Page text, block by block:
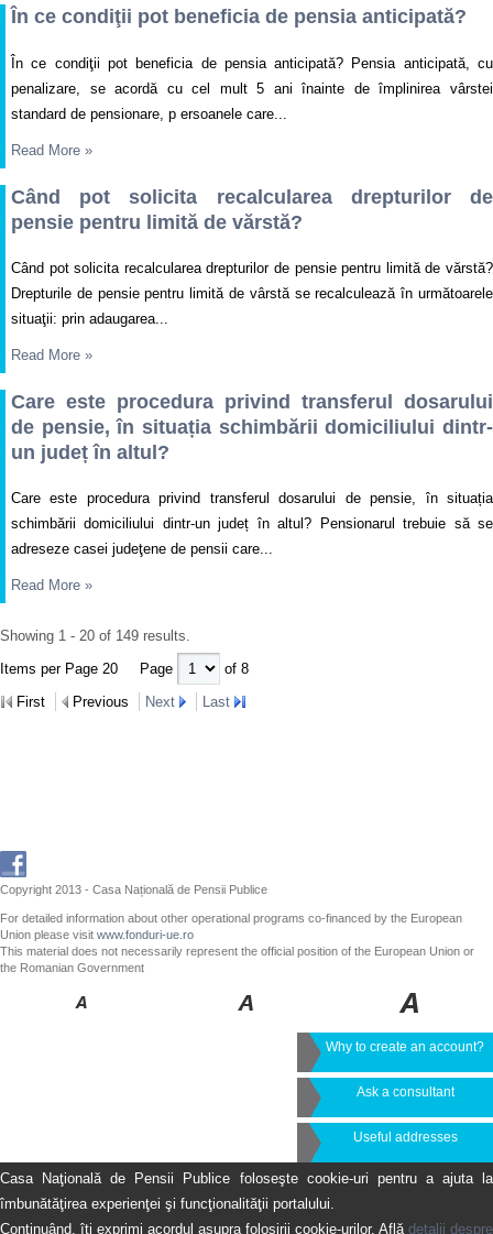
În ce condiţii pot beneficia de pensia anticipată?
În ce condiţii pot beneficia de pensia anticipată? Pensia anticipată, cu
penalizare, se acordă cu cel mult 5 ani înainte de împlinirea vârstei
standard de pensionare, p ersoanele care...
Read More »
Când pot solicita recalcularea drepturilor de
pensie pentru limită de vărstă?
Când pot solicita recalcularea drepturilor de pensie pentru limită de vărstă?
Drepturile de pensie pentru limită de vârstă se recalculează în următoarele
situaţii: prin adaugarea...
Read More »
Care este procedura privind transferul dosarului
de pensie, în situația schimbării domiciliului dintr-
un județ în altul?
Care este procedura privind transferul dosarului de pensie, în situația
schimbării domiciliului dintr-un județ în altul? Pensionarul trebuie să se
adreseze casei judeţene de pensii care...
Read More »
Showing 1 - 20 of 149 results.
Items per Page 20
Page
of 8
First
Previous Next Last
Copyright 2013 - Casa Națională de Pensii Publice
For detailed information about other operational programs co-financed by the European
Union please visit www.fonduri-ue.ro
This material does not necessarily represent the official position of the European Union or
the Romanian Government
Why to create an account?
Ask a consultant
Useful addresses
Casa Naţională de Pensii Publice foloseşte cookie-uri pentru a ajuta la
îmbunătăţirea experienţei şi funcţionalităţii portalului.
Continuând, îţi exprimi acordul asupra folosirii cookie-urilor. Află detalii despre